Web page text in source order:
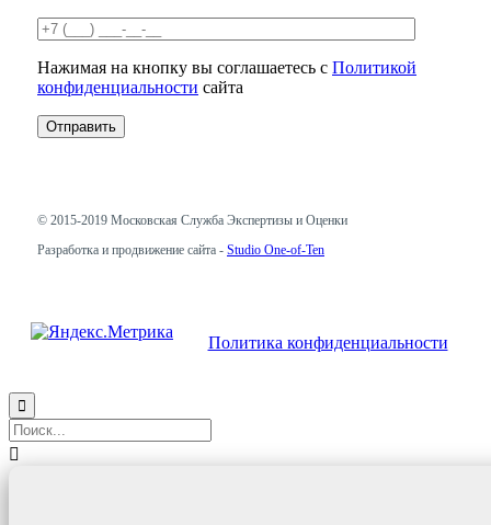
Нажимая на кнопку вы соглашаетесь с Политикой
конфиденциальности сайта
© 2015-2019 Московская Служба Экспертизы и Оценки
Разработка и продвижение сайта - Studio One-of-Ten
Политика конфиденциальности

